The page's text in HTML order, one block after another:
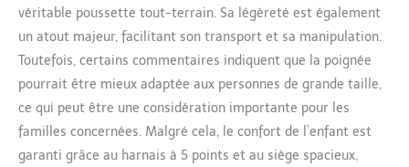
besoins en évolution de
votre bébé. Cette
poussette adaptable
peut être ajustée de
manière transparente
entre les modes pour
répondre à une variété
bébé: poussette, carrycot
véritable poussette tout-terrain. Sa légèreté est également
un atout majeur, facilitant son transport et sa manipulation.
Toutefois, certains commentaires indiquent que la poignée
pourrait être mieux adaptée aux personnes de grande taille,
ce qui peut être une considération importante pour les
familles concernées. Malgré cela, le confort de l’enfant est
garanti grâce au harnais à 5 points et au siège spacieux,